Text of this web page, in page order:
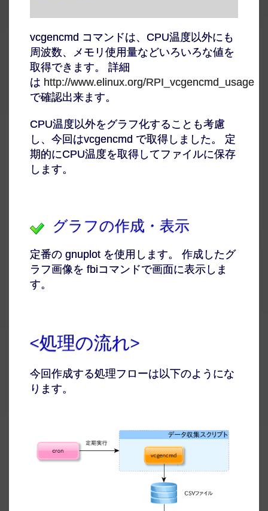
vcgencmd コマンドは、CPU温度以外にも
周波数、メモリ使用量などいろいろな値を
取得できます。 詳細
は http://www.elinux.org/RPI_vcgencmd_usage
で確認出来ます。
CPU温度以外をグラフ化することも考慮
し、今回はvcgencmd で取得しました。 定
期的にCPU温度を取得してファイルに保存
します。
グラフの作成・表示
定番の gnuplot を使用します。 作成したグ
ラフ画像を fbiコマンドで画面に表示しま
す。
<処理の流れ>
今回作成する処理フローは以下のようにな
ります。